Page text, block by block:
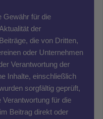
Gewähr für die
der
die von Dritten,
oder Unternehmen
Verantwortung der
Inhalte, einschließlich
sorgfältig geprüft,
für die
Beitrag direkt oder